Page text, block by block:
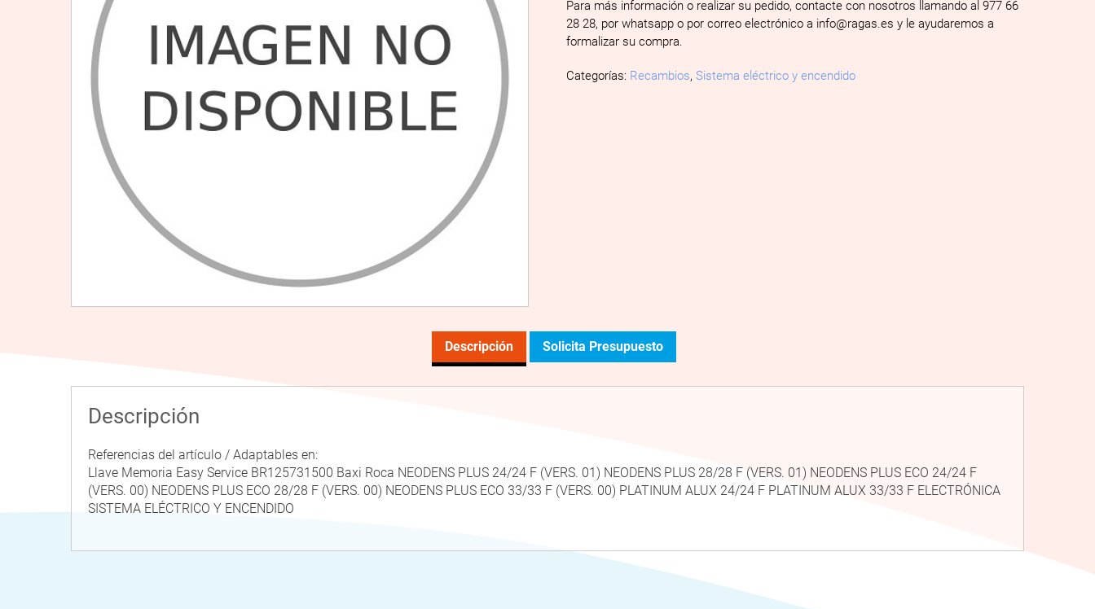
Para más información o realizar su pedido, contacte con nosotros llamando al 977 66
28 28, por whatsapp o por correo electrónico a info@ragas.es y le ayudaremos a
formalizar su compra.
Categorías: Recambios,Sistema eléctrico y encendido
Descripción Solicita Presupuesto
Descripción
Referencias del artículo / Adaptables en:
Llave Memoria Easy Service BR125731500 Baxi Roca NEODENS PLUS 24/24 F (VERS. 01) NEODENS PLUS 28/28 F (VERS. 01) NEODENS PLUS ECO 24/24 F
(VERS. 00) NEODENS PLUS ECO 28/28 F (VERS. 00) NEODENS PLUS ECO 33/33 F (VERS. 00) PLATINUM ALUX 24/24 F PLATINUM ALUX 33/33 F ELECTRÓNICA
SISTEMA ELÉCTRICO Y ENCENDIDO